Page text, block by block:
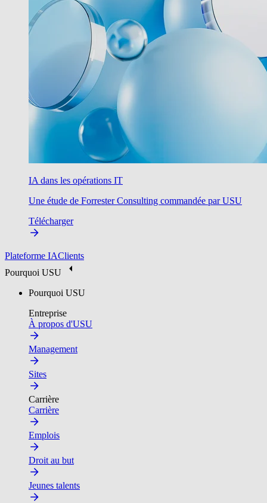
IA dans les opérations IT
Une étude de Forrester Consulting commandée par USU
Télécharger
Plateforme IAClients
Pourquoi USU
Pourquoi USU
Entreprise
À propos d'USU
Management
Sites
Carrière
Carrière
Emplois
Droit au but
Jeunes talents